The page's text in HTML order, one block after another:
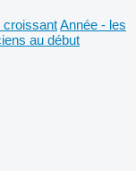
croissantAnnée - les
au début